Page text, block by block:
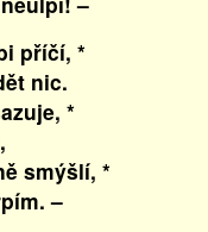
příčí, *
nic.
*
smýšlí, *
–